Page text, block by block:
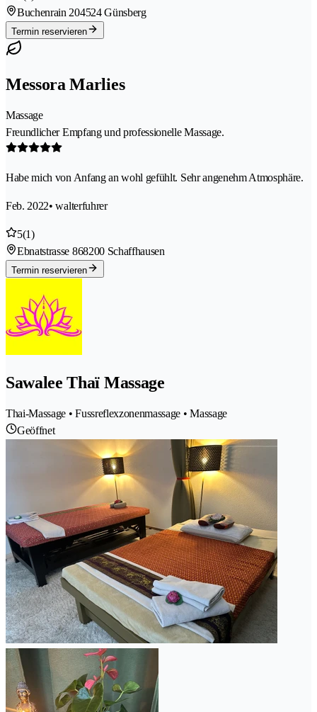
Buchenrain 204524 Günsberg
Termin reservieren
Messora Marlies
Massage
Freundlicher Empfang und professionelle Massage.
Habe mich von Anfang an wohl gefühlt. Sehr angenehm Atmosphäre.
Feb. 2022• walterfuhrer
5(1)
Ebnatstrasse 868200 Schaffhausen
Termin reservieren
Sawalee Thaï Massage
Thai-Massage • Fussreflexzonenmassage • Massage
Geöffnet